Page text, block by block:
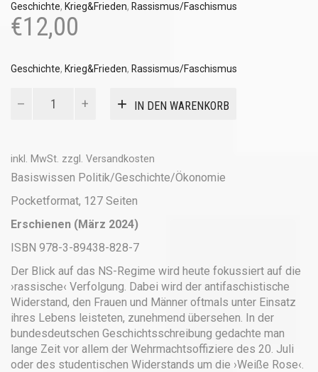
Geschichte, Krieg&Frieden, Rassismus/Faschismus
€12,00
Geschichte, Krieg&Frieden, Rassismus/Faschismus
Menge
IN DEN WARENKORB
inkl. MwSt. zzgl. Versandkosten
Basiswissen Politik/Geschichte/Ökonomie
Pocketformat, 127 Seiten
Erschienen (März 2024)
ISBN 978-3-89438-828-7
Der Blick auf das NS-Regime wird heute fokussiert auf die
›rassische‹ Verfolgung. Dabei wird der antifaschistische
Widerstand, den Frauen und Männer oftmals unter Einsatz
ihres Lebens leisteten, zunehmend übersehen. In der
bundesdeutschen Geschichtsschreibung gedachte man
lange Zeit vor allem der Wehrmachtsoffiziere des 20. Juli
oder des studentischen Widerstands um die ›Weiße Rose‹.